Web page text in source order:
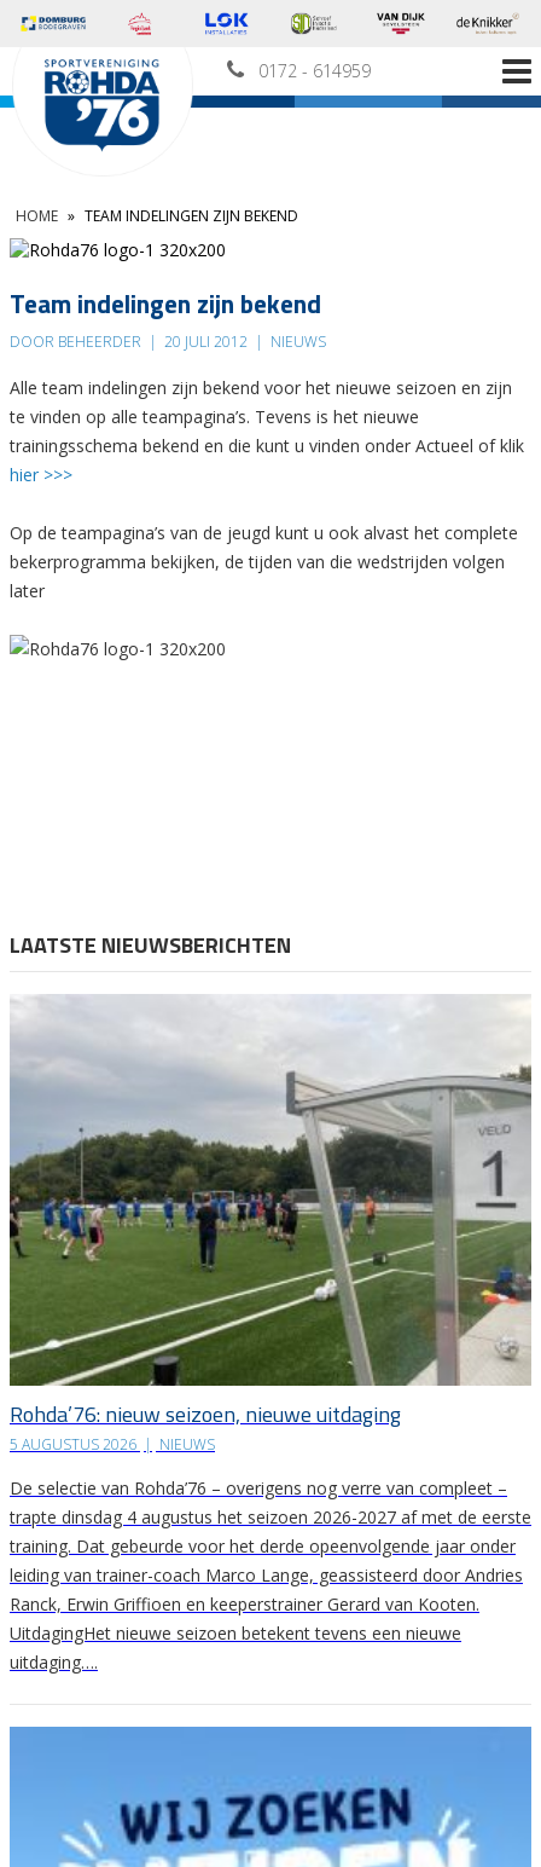
0172 - 614959
HOME » TEAM INDELINGEN ZIJN BEKEND
Team indelingen zijn bekend
DOOR BEHEERDER | 20 JULI 2012 | NIEUWS
Alle team indelingen zijn bekend voor het nieuwe seizoen en zijn
te vinden op alle teampagina’s. Tevens is het nieuwe
trainingsschema bekend en die kunt u vinden onder Actueel of klik
hier >>>
Op de teampagina’s van de jeugd kunt u ook alvast het complete
bekerprogramma bekijken, de tijden van die wedstrijden volgen
later
LAATSTE NIEUWSBERICHTEN
Rohda’76: nieuw seizoen, nieuwe uitdaging
5 AUGUSTUS 2026 | NIEUWS
De selectie van Rohda’76 – overigens nog verre van compleet –
trapte dinsdag 4 augustus het seizoen 2026-2027 af met de eerste
training. Dat gebeurde voor het derde opeenvolgende jaar onder
leiding van trainer-coach Marco Lange, geassisteerd door Andries
Ranck, Erwin Griffioen en keeperstrainer Gerard van Kooten.
UitdagingHet nieuwe seizoen betekent tevens een nieuwe
uitdaging….